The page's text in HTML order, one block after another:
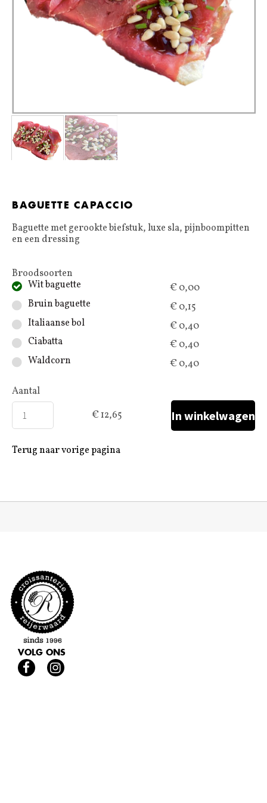
BAGUETTE CAPACCIO
Baguette met gerookte biefstuk, luxe sla, pijnboompitten
en een dressing
Broodsoorten
Wit baguette
€ 0,00
Bruin baguette
€ 0,15
Italiaanse bol
€ 0,40
Ciabatta
€ 0,40
Waldcorn
€ 0,40
Aantal
€ 12,65
Terug naar vorige pagina
VOLG ONS